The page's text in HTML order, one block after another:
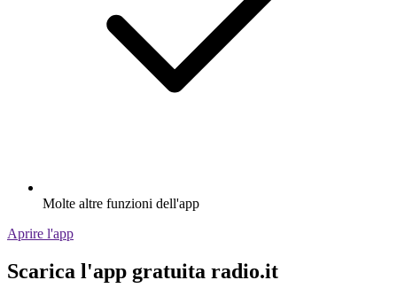
Molte altre funzioni dell'app
Aprire l'app
Scarica l'app gratuita radio.it